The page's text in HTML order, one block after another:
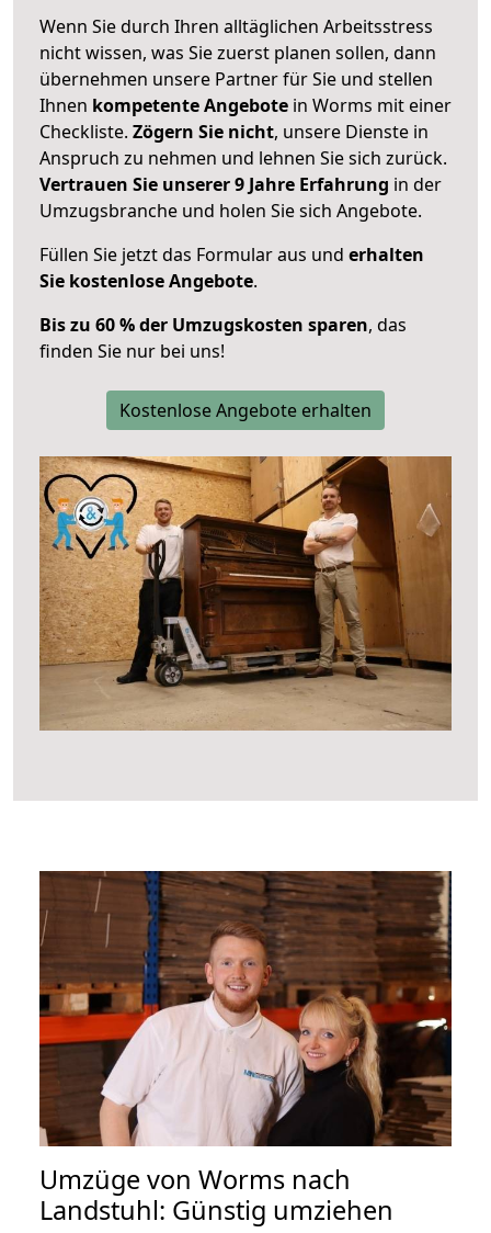
Wenn Sie durch Ihren alltäglichen Arbeitsstress
nicht wissen, was Sie zuerst planen sollen, dann
übernehmen unsere Partner für Sie und stellen
Ihnen kompetente Angebote in Worms mit einer
Checkliste. Zögern Sie nicht, unsere Dienste in
Anspruch zu nehmen und lehnen Sie sich zurück.
Vertrauen Sie unserer 9 Jahre Erfahrung in der
Umzugsbranche und holen Sie sich Angebote.
Füllen Sie jetzt das Formular aus und erhalten
Sie kostenlose Angebote.
Bis zu 60 % der Umzugskosten sparen, das
finden Sie nur bei uns!
Kostenlose Angebote erhalten
Umzüge von Worms nach
Landstuhl: Günstig umziehen